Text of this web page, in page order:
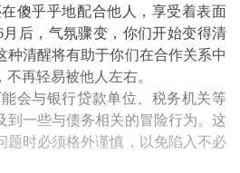
傻乎乎地配合他人，享受着表面
后，气氛骤变，你们开始变得清
种清醒将有助于你们在合作关系中
再轻易被他人左右。
会与银行贷款单位、税务机关等
到一些与债务相关的冒险行为。这
题时必须格外谨慎，以免陷入不必